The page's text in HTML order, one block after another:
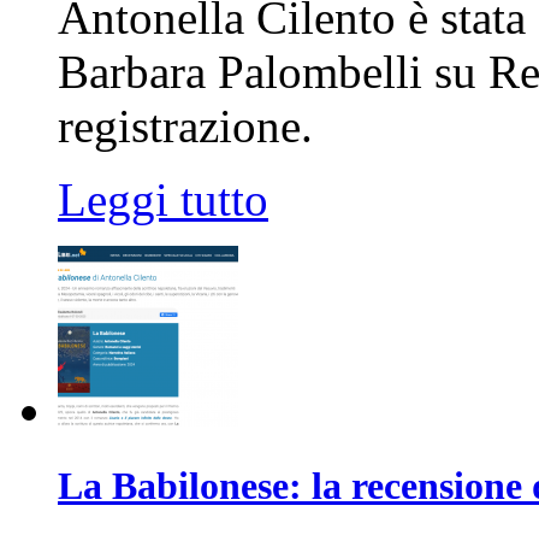
Antonella Cilento è
Barbara Palombelli su
registrazione.
Leggi tutto
La Babilonese: la